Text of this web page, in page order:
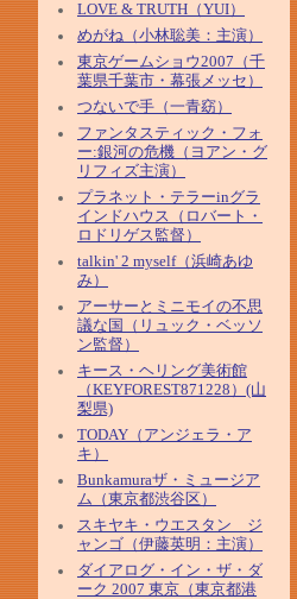
LOVE & TRUTH（YUI）
めがね（小林聡美：主演）
東京ゲームショウ2007（千
葉県千葉市・幕張メッセ）
つないで手（一青窈）
ファンタスティック・フォ
ー:銀河の危機（ヨアン・グ
リフィズ主演）
プラネット・テラーinグラ
インドハウス（ロバート・
ロドリゲス監督）
talkin' 2 myself（浜崎あゆ
み）
アーサーとミニモイの不思
議な国（リュック・ベッソ
ン監督）
キース・ヘリング美術館
（KEYFOREST871228）(山
梨県)
TODAY（アンジェラ・ア
キ）
Bunkamuraザ・ミュージア
ム（東京都渋谷区）
スキヤキ・ウエスタン ジ
ャンゴ（伊藤英明：主演）
ダイアログ・イン・ザ・ダ
ーク 2007 東京（東京都港